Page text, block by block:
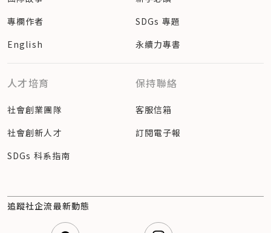
專欄作者
English
SDGs 專題
永續力專書
人才培育
社會創業團隊
社會創新人才
SDGs 科系指南
保持聯絡
客服信箱
訂閱電子報
追蹤社企流最新動態